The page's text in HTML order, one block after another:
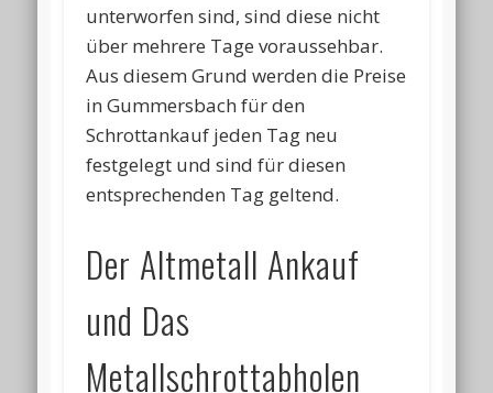
unterworfen sind, sind diese nicht
über mehrere Tage voraussehbar.
Aus diesem Grund werden die Preise
in Gummersbach für den
Schrottankauf jeden Tag neu
festgelegt und sind für diesen
entsprechenden Tag geltend.
Der Altmetall Ankauf
und Das
Metallschrottabholen